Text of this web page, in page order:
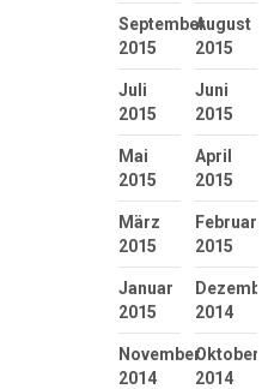
September
2015
August
2015
Juli
2015
Juni
2015
Mai
2015
April
2015
März
2015
Februar
2015
Januar
2015
2014
November
2014
Oktober
2014